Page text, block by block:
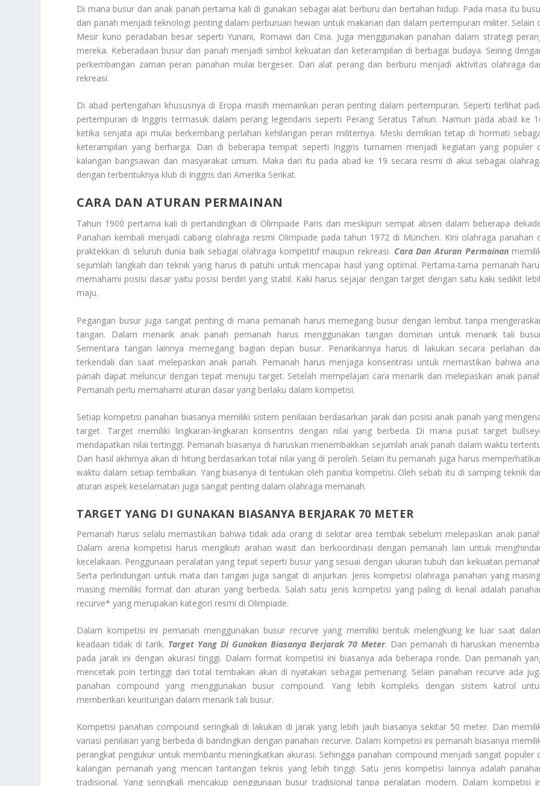
Di mana busur dan anak panah pertama kali di gunakan sebagai alat berburu dan bertahan hidup. Pada masa itu
dan panah menjadi teknologi penting dalam perburuan hewan untuk makanan dan dalam pertempuran militer. Selain
Mesir kuno peradaban besar seperti Yunani, Romawi dan Cina. Juga menggunakan panahan dalam strategi
mereka. Keberadaan busur dan panah menjadi simbol kekuatan dan keterampilan di berbagai budaya. Seiring
perkembangan zaman peran panahan mulai bergeser. Dari alat perang dan berburu menjadi aktivitas olahraga
rekreasi.
Di abad pertengahan khususnya di Eropa masih memainkan peran penting dalam pertempuran. Seperti terlihat
pertempuran di Inggris termasuk dalam perang legendaris seperti Perang Seratus Tahun. Namun pada abad ke
ketika senjata api mulai berkembang perlahan kehilangan peran militernya. Meski demikian tetap di hormati
keterampilan yang berharga. Dan di beberapa tempat seperti Inggris turnamen menjadi kegiatan yang populer
kalangan bangsawan dan masyarakat umum. Maka dari itu pada abad ke 19 secara resmi di akui sebagai
dengan terbentuknya klub di Inggris dan Amerika Serikat.
CARA DAN ATURAN PERMAINAN
Tahun 1900 pertama kali di pertandingkan di Olimpiade Paris dan meskipun sempat absen dalam beberapa
Panahan kembali menjadi cabang olahraga resmi Olimpiade pada tahun 1972 di München. Kini olahraga panahan
praktekkan di seluruh dunia baik sebagai olahraga kompetitif maupun rekreasi. Cara Dan Aturan Permainan
sejumlah langkah dan teknik yang harus di patuhi untuk mencapai hasil yang optimal. Pertama-tama pemanah
memahami posisi dasar yaitu posisi berdiri yang stabil. Kaki harus sejajar dengan target dengan satu kaki sedikit
maju.
Pegangan busur juga sangat penting di mana pemanah harus memegang busur dengan lembut tanpa
tangan. Dalam menarik anak panah pemanah harus menggunakan tangan dominan untuk menarik tali
Sementara tangan lainnya memegang bagian depan busur. Penarikannya harus di lakukan secara perlahan
terkendali dan saat melepaskan anak panah. Pemanah harus menjaga konsentrasi untuk memastikan bahwa
panah dapat meluncur dengan tepat menuju target. Setelah mempelajari cara menarik dan melepaskan anak
Pemanah perlu memahami aturan dasar yang berlaku dalam kompetisi.
Setiap kompetisi panahan biasanya memiliki sistem penilaian berdasarkan jarak dan posisi anak panah yang
target. Target memiliki lingkaran-lingkaran konsentris dengan nilai yang berbeda. Di mana pusat target
mendapatkan nilai tertinggi. Pemanah biasanya di haruskan menembakkan sejumlah anak panah dalam waktu
Dan hasil akhirnya akan di hitung berdasarkan total nilai yang di peroleh. Selain itu pemanah juga harus
waktu dalam setiap tembakan. Yang biasanya di tentukan oleh panitia kompetisi. Oleh sebab itu di samping teknik
aturan aspek keselamatan juga sangat penting dalam olahraga memanah.
TARGET YANG DI GUNAKAN BIASANYA BERJARAK 70 METER
Pemanah harus selalu memastikan bahwa tidak ada orang di sekitar area tembak sebelum melepaskan anak
Dalam arena kompetisi harus mengikuti arahan wasit dan berkoordinasi dengan pemanah lain untuk
kecelakaan. Penggunaan peralatan yang tepat seperti busur yang sesuai dengan ukuran tubuh dan kekuatan
Serta perlindungan untuk mata dan tangan juga sangat di anjurkan. Jenis kompetisi olahraga panahan yang
masing memiliki format dan aturan yang berbeda. Salah satu jenis kompetisi yang paling di kenal adalah
recurve* yang merupakan kategori resmi di Olimpiade.
Dalam kompetisi ini pemanah menggunakan busur recurve yang memiliki bentuk melengkung ke luar saat
keadaan tidak di tarik. Target Yang Di Gunakan Biasanya Berjarak 70 Meter. Dan pemanah di haruskan
pada jarak ini dengan akurasi tinggi. Dalam format kompetisi ini biasanya ada beberapa ronde. Dan pemanah
mencetak poin tertinggi dari total tembakan akan di nyatakan sebagai pemenang. Selain panahan recurve ada
panahan compound yang menggunakan busur compound. Yang lebih kompleks dengan sistem katrol
memberikan keuntungan dalam menarik tali busur.
Kompetisi panahan compound seringkali di lakukan di jarak yang lebih jauh biasanya sekitar 50 meter. Dan
variasi penilaian yang berbeda di bandingkan dengan panahan recurve. Dalam kompetisi ini pemanah biasanya
perangkat pengukur untuk membantu meningkatkan akurasi. Sehingga panahan compound menjadi sangat populer
kalangan pemanah yang mencari tantangan teknis yang lebih tinggi. Satu jenis kompetisi lainnya adalah
tradisional. Yang seringkali mencakup penggunaan busur tradisional tanpa peralatan modern. Dalam kompetisi